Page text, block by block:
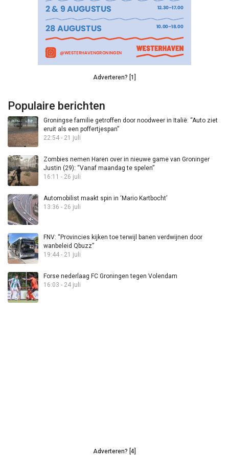
Adverteren? [1]
Populaire berichten
Groningse familie getroffen door noodweer in Italië: “Auto ziet
eruit als een poffertjespan”
22:54 - 21 juli
Zombies nemen Haren over in nieuwe game van Groninger
Justin (29): “Vanaf maandag te spelen”
16:11 - 26 juli
Automobilist maakt spin in ‘Mario Kartbocht’
13:36 - 26 juli
FNV: “Provincies kijken toe terwijl banen verdwijnen door
wanbeleid Qbuzz”
19:44 - 21 juli
Forse nederlaag FC Groningen tegen Volendam
16:03 - 24 juli
Adverteren? [4]